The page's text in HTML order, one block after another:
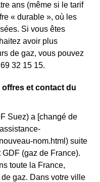
ans (même si le tarif
« durable », où les
Si vous êtes
avoir plus
de gaz, vous pouvez
32 15 15.
offres et contact du
Suez) a [changé de
nom.html) suite
(gaz de France).
toute la France,
gaz. Dans votre ville